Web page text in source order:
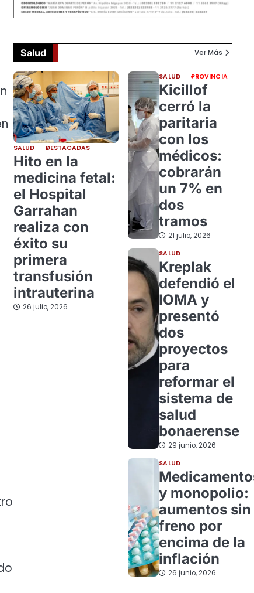
Salud Ver Más
SALUD DESTACADAS
Hito en la
medicina fetal:
el Hospital
Garrahan
realiza con
éxito su
primera
transfusión
intrauterina
26 julio, 2026
SALUD PROVINCIA
Kicillof
cerró la
paritaria
con los
médicos:
cobrarán
un 7% en
dos
tramos
21 julio, 2026
SALUD
Kreplak
defendió el
IOMA y
presentó
dos
proyectos
para
reformar el
sistema de
salud
bonaerense
29 junio, 2026
SALUD
y monopolio:
aumentos sin
freno por
encima de la
inflación
26 junio, 2026